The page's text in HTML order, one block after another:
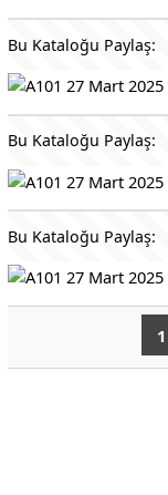
Bu Kataloğu Paylaş:
Bu Kataloğu Paylaş:
Bu Kataloğu Paylaş:
1